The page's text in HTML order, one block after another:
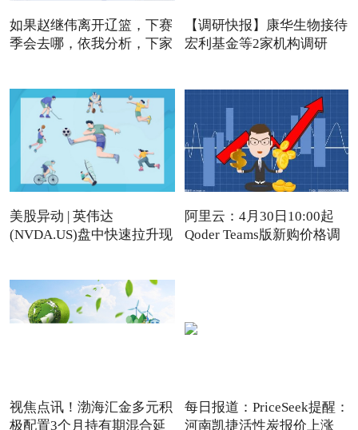
如果赵继伟离开辽篮，下赛
季会去哪，依我分析，下家
【调研快报】康华生物接待
宏利基金等2家机构调研
美股异动 | 英伟达
(NVDA.US)盘中快速拉升现
阿里云：4月30日10:00起
Qoder Teams版新购价格调
视焦点讯！渤海汇金多元积
极配置3个月持有期混合延
每日报道：PriceSeek提醒：
河南凯捷活性炭报价上涨